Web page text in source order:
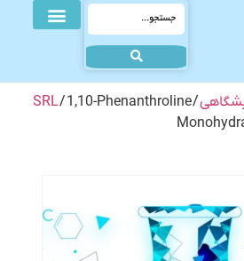
/
SRL/ 1,10-Phenanthroline